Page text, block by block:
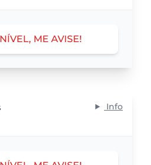
ME AVISE!
Info